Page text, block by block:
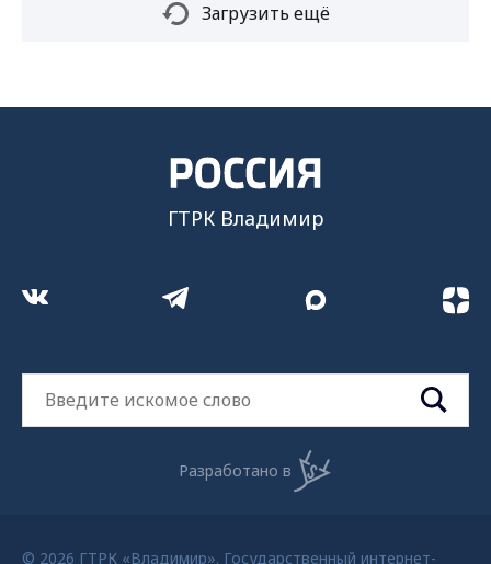
Загрузить ещё
ГТРК Владимир
Разработано в
© 2026 ГТРК «Владимир». Государственный интернет-